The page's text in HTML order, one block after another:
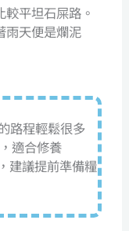
平坦石屎路。
雨天便是爛泥
路程輕鬆很多
適合修養
建議提前準備糧